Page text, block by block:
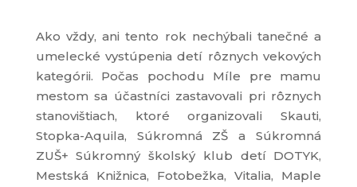
Ako vždy, ani tento rok nechýbali tanečné a
umelecké vystúpenia detí rôznych vekových
kategórii. Počas pochodu Míle pre mamu
mestom sa účastníci zastavovali pri rôznych
stanovištiach, ktoré organizovali Skauti,
Stopka-Aquila, Súkromná ZŠ a Súkromná
ZUŠ+ Súkromný školský klub detí DOTYK,
Mestská Knižnica, Fotobežka, Vitalia, Maple